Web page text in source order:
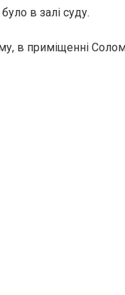
в залі суду.
в приміщенні